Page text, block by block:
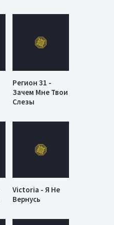
Регион 31 -
Зачем Мне Твои
Слезы
Victoria - Я Не
Вернусь